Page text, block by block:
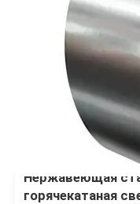
Нержавеющая
горячекатаная